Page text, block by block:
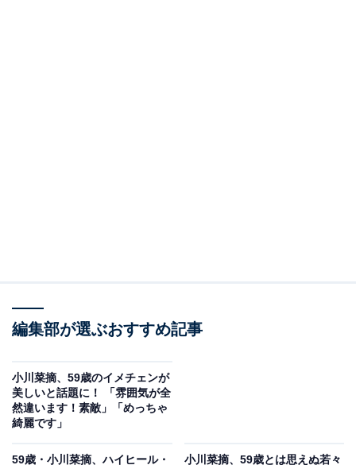
編集部が選ぶおすすめ記事
小川菜摘、59歳のイメチェンが
美しいと話題に！ 「雰囲気が全
然違います！素敵」「めっちゃ
綺麗です」
59歳・小川菜摘、ハイヒール・
小川菜摘、59歳とは思えぬ若々